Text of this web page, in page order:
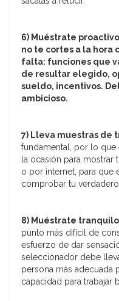
6) Muéstrate
no te cortes a la hora
falta: funciones que
de resultar elegido,
sueldo, incentivos.
ambicioso.
7) Lleva muestras de
fundamental, por lo que
la ocasión para mostrar
o por internet, para que
comprobar tu
8) Muéstrate
punto más difícil de
esfuerzo de dar
seleccionador debe
persona más adecuada
capacidad para trabajar